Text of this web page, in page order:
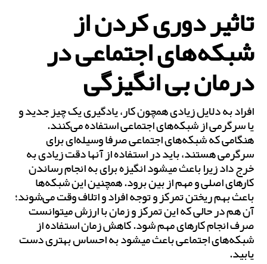
تاثیر دوری کردن از
شبکه‌های اجتماعی در
درمان بی انگیزگی
افراد به دلایل زیادی همچون کار، یادگیری یک چیز جدید و
یا سرگرمی از شبکه‌های اجتماعی استفاده می‌کنند.
هنگامی که شبکه‌های اجتماعی صرفا وسیله‌ای برای
سرگرمی هستند، باید در استفاده از آن‎ها دقت زیادی به
خرج داد زیرا باعث می‎شود انگیزه برای به انجام رساندن
کارهای اصلی و مهم از بین برود. همچنین این شبکه‌ها
باعث بهم ریختن تمرکز و توجه افراد و اتلاف وقت می‌‎شوند؛
آن هم در حالی که این تمرکز و زمان با ارزش می‎توانست
صرف انجام کارهای مهم شود. کاهش زمان استفاده از
شبکه‌های اجتماعی باعث می‎شود به احساس بهتری دست
یابید.